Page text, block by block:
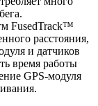
FusedTrack™
расстояния,
и датчиков
время работы
GPS-модуля